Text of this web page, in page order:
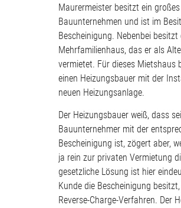
Maurermeister besitzt ein großes
Bauunternehmen und ist im
Bescheinigung. Nebenbei
Mehrfamilienhaus, das er als
vermietet. Für dieses Mietshaus
einen Heizungsbauer mit der
neuen Heizungsanlage.
Der Heizungsbauer weiß, dass
Bauunternehmer mit der
Bescheinigung ist, zögert aber,
ja rein zur privaten Vermietung
gesetzliche Lösung ist hier
Kunde die Bescheinigung
Reverse-Charge-Verfahren. Der